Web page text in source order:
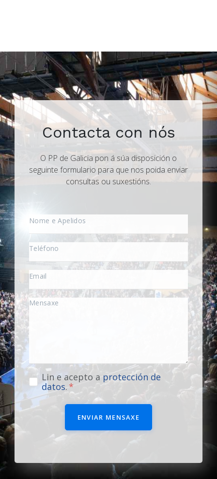
Contacta con nós
O PP de Galicia pon á súa disposición o
seguinte formulario para que nos poida enviar
consultas ou suxestións.
Lin e acepto a protección de
datos.
ENVIAR MENSAXE